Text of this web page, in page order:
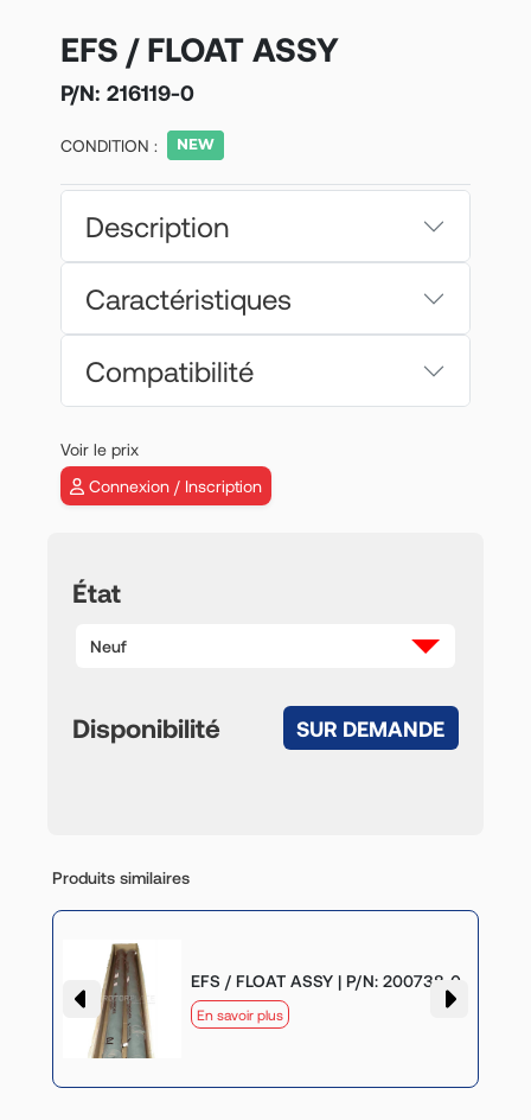
EFS / FLOAT ASSY
P/N: 216119-0
CONDITION :
Description
Caractéristiques
Compatibilité
Voir le prix
Connexion / Inscription
État
Neuf
Disponibilité SUR DEMANDE
Produits similaires
EFS / FLOAT ASSY | P/N: 200738-0
En savoir plus